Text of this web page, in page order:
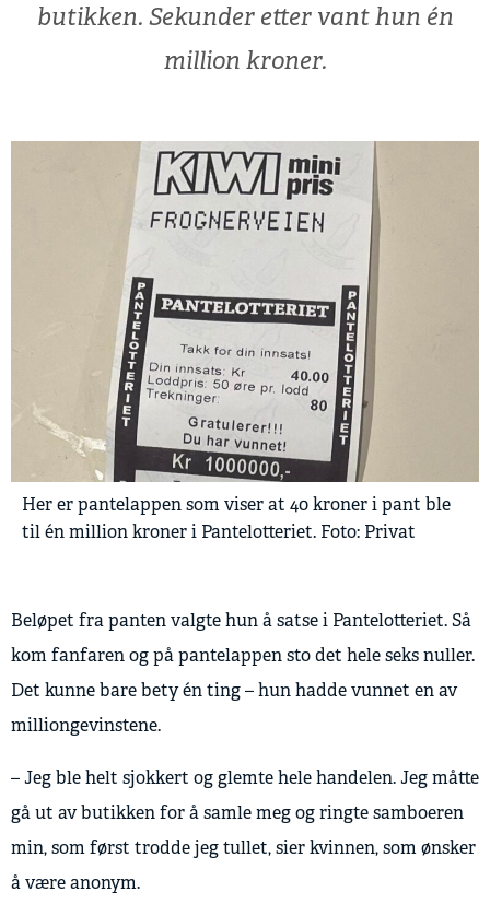
butikken. Sekunder etter vant hun én
million kroner.
Her er pantelappen som viser at 40 kroner i pant ble
til én million kroner i Pantelotteriet. Foto: Privat
Beløpet fra panten valgte hun å satse i Pantelotteriet. Så
kom fanfaren og på pantelappen sto det hele seks nuller.
Det kunne bare bety én ting – hun hadde vunnet en av
milliongevinstene.
– Jeg ble helt sjokkert og glemte hele handelen. Jeg måtte
gå ut av butikken for å samle meg og ringte samboeren
min, som først trodde jeg tullet, sier kvinnen, som ønsker
å være anonym.